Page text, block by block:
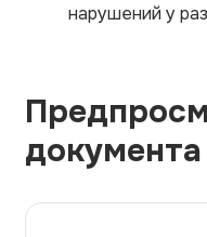
нарушений у
документа